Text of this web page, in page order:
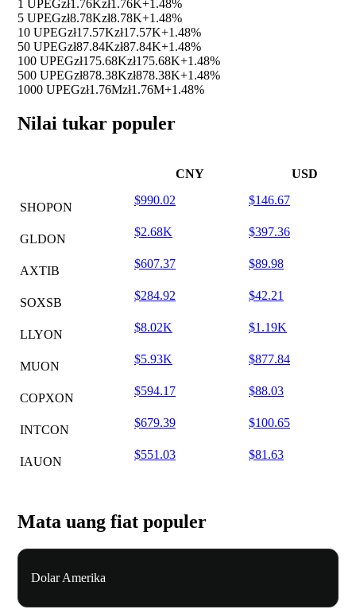
1 UPEGzł1.76Kzł1.76K+1.48%
5 UPEGzł8.78Kzł8.78K+1.48%
10 UPEGzł17.57Kzł17.57K+1.48%
50 UPEGzł87.84Kzł87.84K+1.48%
100 UPEGzł175.68Kzł175.68K+1.48%
500 UPEGzł878.38Kzł878.38K+1.48%
1000 UPEGzł1.76Mzł1.76M+1.48%
Nilai tukar populer
CNY USD
SHOPON
$990.02 $146.67
GLDON
$2.68K $397.36
AXTIB
$607.37 $89.98
SOXSB
$284.92 $42.21
LLYON
$8.02K $1.19K
MUON
$5.93K $877.84
COPXON
$594.17 $88.03
INTCON
$679.39 $100.65
IAUON
$551.03 $81.63
Mata uang fiat populer
Dolar Amerika